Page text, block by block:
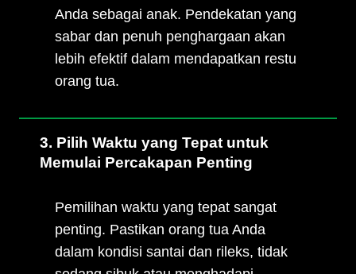
Anda sebagai anak. Pendekatan yang
sabar dan penuh penghargaan akan
lebih efektif dalam mendapatkan restu
orang tua.
3. Pilih Waktu yang Tepat untuk
Memulai Percakapan Penting
Pemilihan waktu yang tepat sangat
penting. Pastikan orang tua Anda
dalam kondisi santai dan rileks, tidak